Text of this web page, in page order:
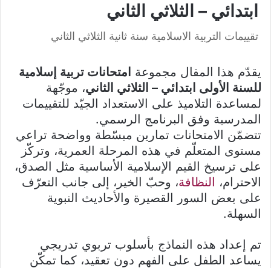
ابتدائي – الثلاثي الثاني
تقييمات التربية الاسلامية سنة ثانية الثلاثي الثاني
يقدّم هذا المقال مجموعة امتحانات تربية إسلامية
للسنة الأولى ابتدائي – الثلاثي الثاني، موجّهة
لمساعدة التلاميذ على الاستعداد الجيّد للتقييمات
المدرسية وفق البرنامج الرسمي.
تتضمّن الامتحانات تمارين مبسّطة وواضحة تراعي
مستوى المتعلّم في هذه المرحلة العمرية، وتركّز
على ترسيخ القيم الإسلامية الأساسية مثل الصدق،
الاحترام، النظافة، وحبّ الخير، إلى جانب التعرّف
على بعض السور القصيرة والأحاديث النبوية
السهلة.
تم إعداد هذه النماذج بأسلوب تربوي تدريجي
يساعد الطفل على الفهم دون تعقيد، كما تمكّن